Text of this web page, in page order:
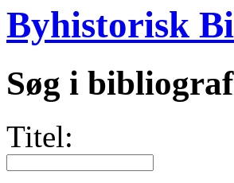
Byhistorisk
Søg i
Titel: